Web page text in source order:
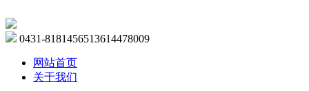
0431-8181456513614478009
网站首页
关于我们